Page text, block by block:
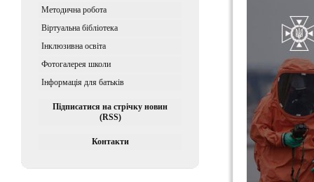
Методична робота
Віртуальна бібліотека
Iнклюзивна освiта
Фотогалерея школи
Інформація для батьків
Підписатися на стрічку новин
(RSS)
Контакти